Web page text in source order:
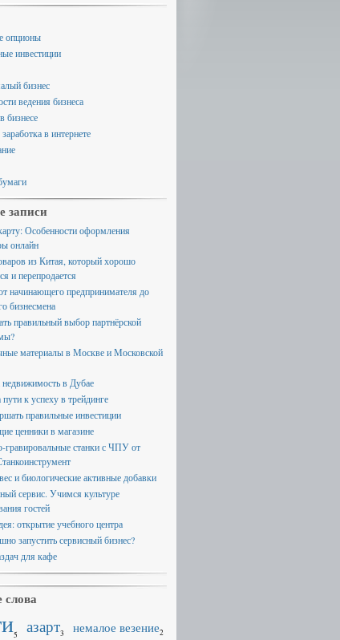
опционы
инвестиции
бизнес
ведения бизнеса
бизнесе
в интернете
записи
Особенности оформления
онлайн
из Китая, который хорошо
и перепродается
начинающего предпринимателя до
бизнесмена
правильный выбор партнёрской
материалы в Москве и Московской
в Дубае
к успеху в трейдинге
правильные инвестиции
ценники в магазине
гравировальные станки с ЧПУ от
и биологические активные добавки
сервис. Учимся культуре
гостей
открытие учебного центра
запустить сервисный бизнес?
для кафе
5 азарт3 немалое везение2